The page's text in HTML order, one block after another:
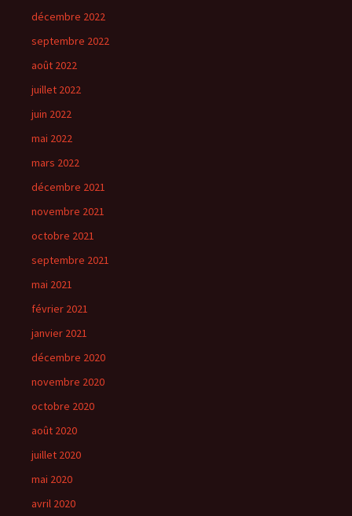
décembre 2022
septembre 2022
août 2022
juillet 2022
juin 2022
mai 2022
mars 2022
décembre 2021
novembre 2021
octobre 2021
septembre 2021
mai 2021
février 2021
janvier 2021
décembre 2020
novembre 2020
octobre 2020
août 2020
juillet 2020
mai 2020
avril 2020